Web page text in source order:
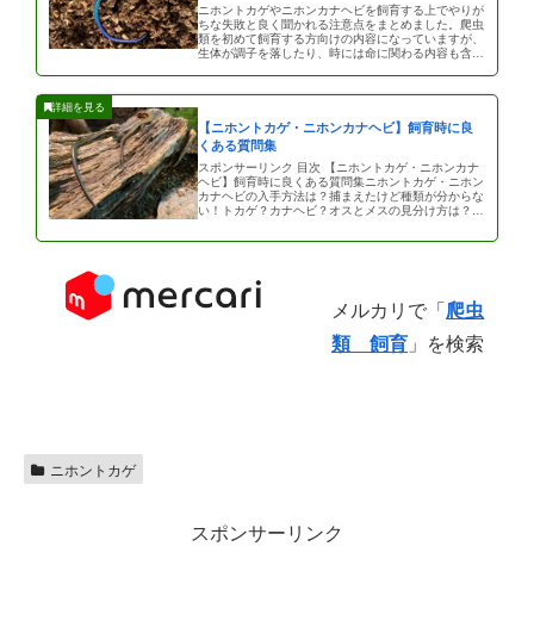
ニホントカゲやニホンカナヘビを飼育する上でやりが
ちな失敗と良く聞かれる注意点をまとめました。爬虫
類を初めて飼育する方向けの内容になっていますが、
生体が調子を落したり、時には命に関わる内容も含ま
【ニホントカゲ・ニホンカナヘビ】飼育時に良
くある質問集
スポンサーリンク 目次 【ニホントカゲ・ニホンカナ
ヘビ】飼育時に良くある質問集ニホントカゲ・ニホン
カナヘビの入手方法は？捕まえたけど種類が分からな
い！トカゲ？カナヘビ？オスとメスの見分け方は？ニ
メルカリで「爬虫
類 飼育 」を検索
ニホントカゲ
スポンサーリンク